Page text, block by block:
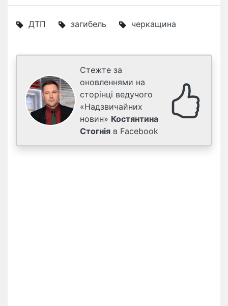
ДТП загибель черкащина
Стежте за
оновленнями на
сторінці ведучого
«Надзвичайних
новин» Костянтина
Стогнія в Facebook